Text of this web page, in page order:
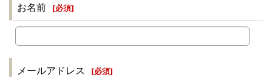
お名前 [必須]
メールアドレス [必須]